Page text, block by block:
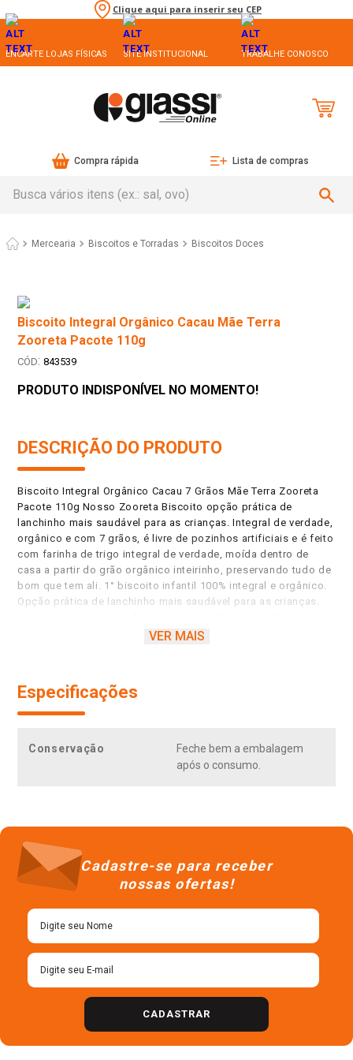
Clique aqui para inserir seu CEP
ENCARTE LOJAS FÍSICAS SITE INSTITUCIONAL TRABALHE CONOSCO
Compra rápida Lista de compras
Mercearia Biscoitos e Torradas Biscoitos Doces
Biscoito Integral Orgânico Cacau Mãe Terra
Zooreta Pacote 110g
: 843539
PRODUTO INDISPONÍVEL NO MOMENTO!
DESCRIÇÃO DO PRODUTO
Biscoito Integral Orgânico Cacau 7 Grãos Mãe Terra Zooreta
Pacote 110g Nosso Zooreta Biscoito opção prática de
lanchinho mais saudável para as crianças. Integral de verdade,
orgânico e com 7 grãos, é livre de pozinhos artificiais e é feito
com farinha de trigo integral de verdade, moída dentro de
casa a partir do grão orgânico inteirinho, preservando tudo de
bom que tem ali. 1° biscoito infantil 100% integral e orgânico.
Opção prática de lanchinho mais saudável para as crianças.
fábrica a partir do grão orgânico inteirinho, preservando tudo
VER MAIS
Especificações
Conservação
Feche bem a embalagem
após o consumo.
Cadastre-se para receber
nossas ofertas!
CADASTRAR